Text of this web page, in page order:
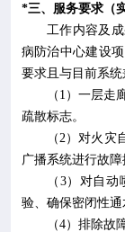
*三、 服务要求（
工作内容及
病防治中心建设项
要求且与目前系统
（ 1）一层走
疏散标志。
（ 2）对火灾
广播系统进行故障
（ 3）对自动
验、确保密闭性通
（4）排除故